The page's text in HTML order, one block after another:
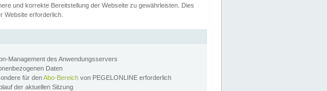
und korrekte Bereitstellung der Webseite zu gewährleisten. Dies
Website erforderlich.
Management des Anwendungsservers
Daten
für denAbo-Bereich von PEGELONLINE erforderlich
der aktuellen Sitzung